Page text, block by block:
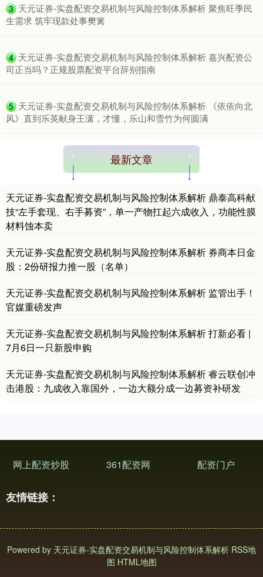
3 ​天元证券-实盘配资交易机制与风险控制体系解析 聚焦旺季民
生需求 筑牢现款处事樊篱
4 ​天元证券-实盘配资交易机制与风险控制体系解析 嘉兴配资公
司正当吗？正规股票配资平台辞别指南
5 ​天元证券-实盘配资交易机制与风险控制体系解析 《依依向北
风》直到乐英献身王潇，才懂，乐山和雪竹为何圆满
最新文章
天元证券-实盘配资交易机制与风险控制体系解析 鼎泰高科献
技“左手套现、右手募资”，单一产物扛起六成收入，功能性膜
材料蚀本卖
天元证券-实盘配资交易机制与风险控制体系解析 券商本日金
股：2份研报力推一股（名单）
天元证券-实盘配资交易机制与风险控制体系解析 监管出手！
官媒重磅发声
天元证券-实盘配资交易机制与风险控制体系解析 打新必看 |
7月6日一只新股申购
天元证券-实盘配资交易机制与风险控制体系解析 睿云联创冲
击港股：九成收入靠国外，一边大额分成一边募资补研发
网上配资炒股 361配资网 配资门户
友情链接：
Powered by 天元证券-实盘配资交易机制与风险控制体系解析 RSS地
图 HTML地图